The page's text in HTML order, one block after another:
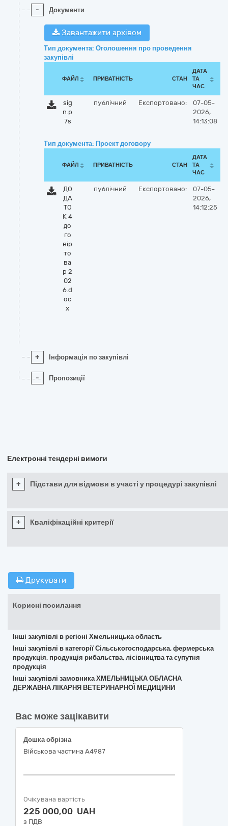
- Документи
Завантажити архівом
Тип документа: Оголошення про проведення
закупівлі
ФАЙЛ ПРИВАТНІСТЬ СТАН
ДАТА
ТА
ЧАС
sig
n.p
7s
публічний Експортовано:
07-05-
2026,
14:13:08
Тип документа: Проект договору
ФАЙЛ ПРИВАТНІСТЬ СТАН
ДАТА
ТА
ЧАС
ДО
ДА
ТО
К 4
до
го
вір
то
ва
р 2
02
6.d
oc
x
публічний Експортовано:
07-05-
2026,
14:12:25
+ Інформація по закупівлі
- Пропозиції
Електронні тендерні вимоги
+ Підстави для відмови в участі у процедурі закупівлі
+ Кваліфікаційні критерії
Друкувати
Корисні посилання
Інші закупівлі в регіоні Хмельницька область
Інші закупівлі в категорії Сільськогосподарська, фермерська
продукція, продукція рибальства, лісівництва та супутня
продукція
Інші закупівлі замовника ХМЕЛЬНИЦЬКА ОБЛАСНА
ДЕРЖАВНА ЛІКАРНЯ ВЕТЕРИНАРНОЇ МЕДИЦИНИ
Вас може зацікавити
Дошка обрізна
Військова частина А4987
Очікувана вартість
225 000,00 UAH
з ПДВ